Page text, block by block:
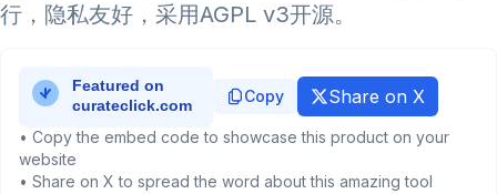
行，隐私友好，采用AGPL v3开源。
Copy Share on X
• Copy the embed code to showcase this product on your
website
• Share on X to spread the word about this amazing tool